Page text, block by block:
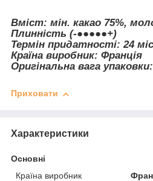
Вміст: мін. какао 75%,
Плинність (-●●●●●+)
Термін придатності: 24
Країна виробник: Франція
Оригінальна вага
Приховати
Характеристики
Основні
Країна виробник